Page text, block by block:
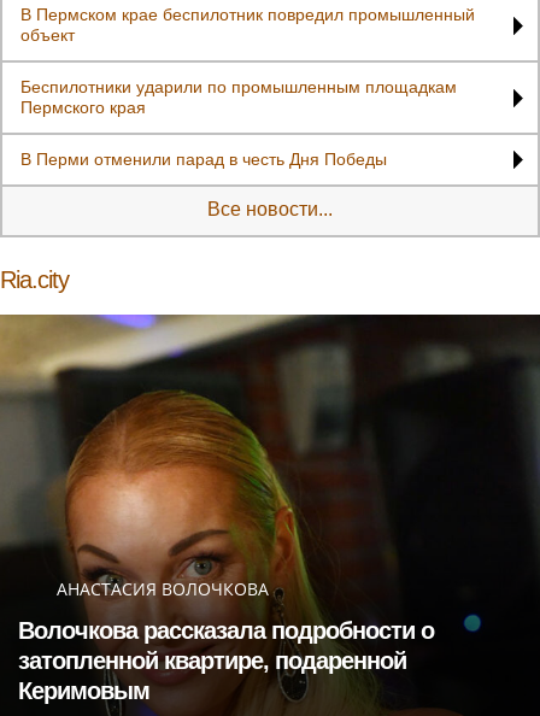
В Пермском крае беспилотник повредил промышленный
объект
Беспилотники ударили по промышленным площадкам
Пермского края
В Перми отменили парад в честь Дня Победы
Все новости...
Ria.city
АНАСТАСИЯ ВОЛОЧКОВА
Волочкова рассказала подробности о
затопленной квартире, подаренной
Керимовым